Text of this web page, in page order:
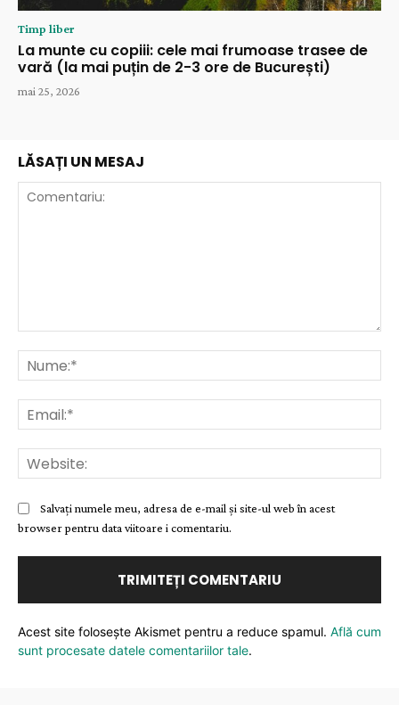
Timp liber
La munte cu copiii: cele mai frumoase trasee de
vară (la mai puțin de 2-3 ore de București)
mai 25, 2026
LĂSAȚI UN MESAJ
Salvați numele meu, adresa de e-mail și site-ul web în acest
browser pentru data viitoare i comentariu.
Acest site folosește Akismet pentru a reduce spamul. Află cum
sunt procesate datele comentariilor tale.